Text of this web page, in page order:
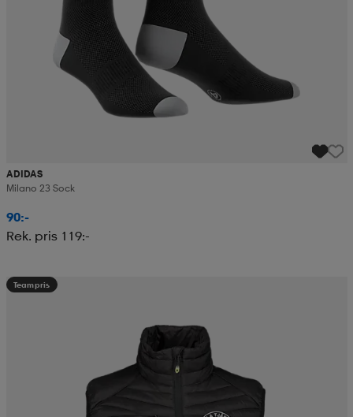
ADIDAS
Milano 23 Sock
90:-
Rek. pris 119:-
Teampris